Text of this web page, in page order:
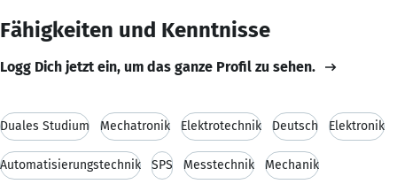
Fähigkeiten und Kenntnisse
Logg Dich jetzt ein, um das ganze Profil zu sehen.
Duales Studium Mechatronik Elektrotechnik Deutsch Elektronik
Automatisierungstechnik SPS Messtechnik Mechanik